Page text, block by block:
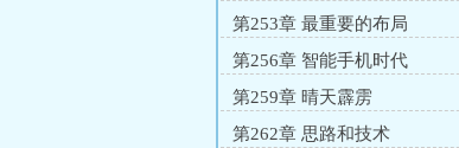
第253章 最重要的布局
第256章 智能手机时代
第259章 晴天霹雳
第262章 思路和技术